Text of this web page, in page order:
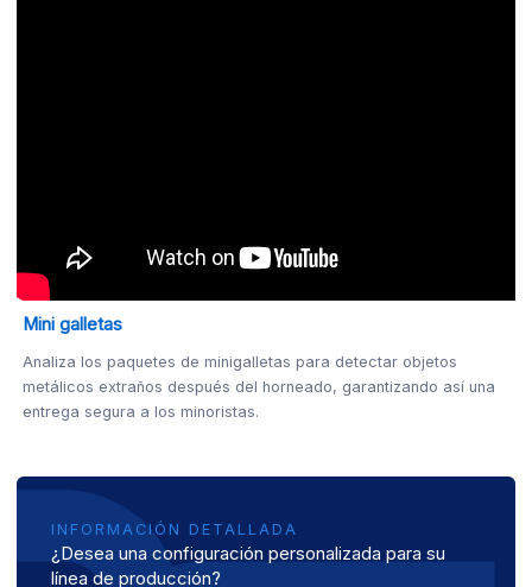
Mini galletas
Analiza los paquetes de minigalletas para detectar objetos
metálicos extraños después del horneado, garantizando así una
entrega segura a los minoristas.
INFORMACIÓN DETALLADA
¿Desea una configuración personalizada para su
línea de producción?